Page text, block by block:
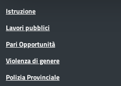
Istruzione
Lavori pubblici
Pari Opportunità
Violenza di genere
Polizia Provinciale